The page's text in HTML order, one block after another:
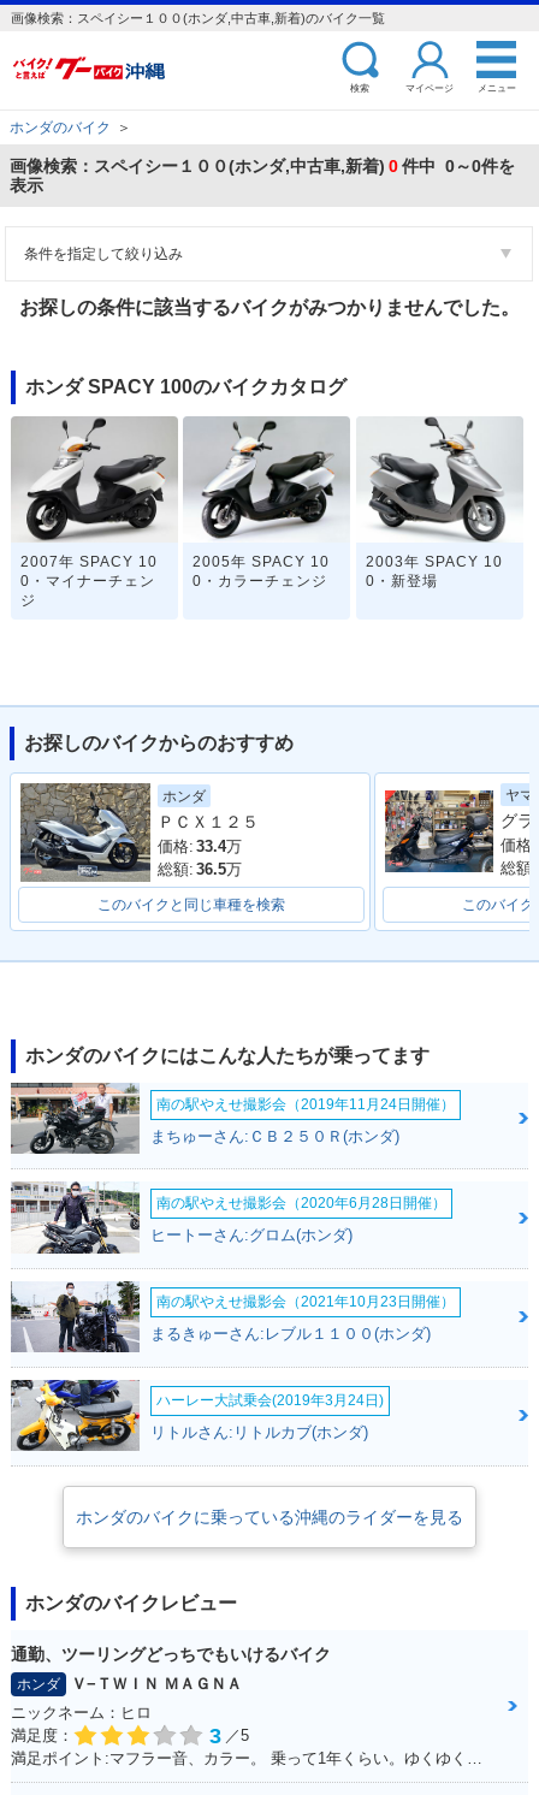
画像検索：スペイシー１００(ホンダ,中古車,新着)のバイク一覧
検索 マイページ メニュー
ホンダのバイク ＞
画像検索：スペイシー１００(ホンダ,中古車,新着) 0件中 0～0件を
表示
条件を指定して絞り込み
お探しの条件に該当するバイクがみつかりませんでした。
ホンダ SPACY 100のバイクカタログ
2007年 SPACY 10
0・マイナーチェン
ジ
2005年 SPACY 10
0・カラーチェンジ
2003年 SPACY 10
0・新登場
お探しのバイクからのおすすめ
ホンダ
ＰＣＸ１２５
価格: 33.4万
総額: 36.5万
このバイクと同じ車種を検索
ヤマ
価格:
総額:
このバイク
ホンダのバイクにはこんな人たちが乗ってます
南の駅やえせ撮影会（2019年11月24日開催）
まちゅーさん:ＣＢ２５０Ｒ(ホンダ)
南の駅やえせ撮影会（2020年6月28日開催）
ヒートーさん:グロム(ホンダ)
南の駅やえせ撮影会（2021年10月23日開催）
まるきゅーさん:レブル１１００(ホンダ)
ハーレー大試乗会(2019年3月24日)
リトルさん:リトルカブ(ホンダ)
ホンダのバイクに乗っている沖縄のライダーを見る
ホンダのバイクレビュー
通勤、ツーリングどっちでもいけるバイク
ホンダ
Ｖ−ＴＷＩＮ ＭＡＧＮＡ
ニックネーム：ヒロ
満足度：
3 ／5